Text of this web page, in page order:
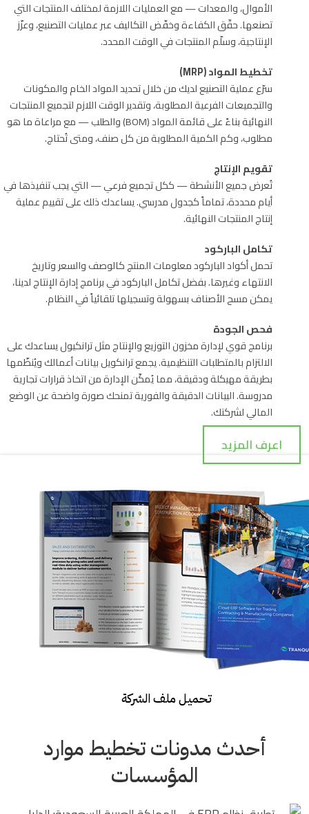
الأموال، والمعدات — مع العمليات اللازمة لمختلف المنتجات التي
تصنعها. حقّق الكفاءة وخفّض التكاليف عبر عمليات التصنيع، وعزّز
الإنتاجية، وسلّم المنتجات في الوقت المحدد.
تخطيط المواد (MRP)
سرّع عملية التصنيع لديك من خلال تحديد المواد الخام والمكونات
والتجميعات الفرعية المطلوبة، وتقدير الوقت اللازم لتجميع المنتجات
النهائية بناءً على قائمة المواد (BOM) والطلب — مع مراعاة ما هو
مطلوب، وكم الكمية المطلوبة من كل صنف، ومتى تُحتاج.
تقويم الإنتاج
تُعرض جميع الأنشطة — ككل تجميع فرعي — التي يجب تنفيذها في
أيام محددة، تماماً كجدول مدرسي. يساعدك ذلك على تقييم عملية
إنتاج المنتجات النهائية.
تكامل الباركود
تحمل أكواد الباركود معلومات المنتج كالوصف والسعر وتاريخ
الانتهاء وغيرها. بفضل تكامل الباركود في برنامج إدارة الإنتاج لدينا،
يمكن مسح الأصناف بسهولة وتسجيلها تلقائياً في النظام.
فحص الجودة
برنامج قوي لإدارة مخزون التوزيع والإنتاج مثل ترانكيول يساعدك على
الالتزام بالمتطلبات التنظيمية. يجمع ترانكويل بيانات أعمالك ويُنظّمها
بطريقة مهيكلة ودقيقة، مما يُمكّن الإدارة من اتخاذ قرارات تجارية
مدروسة. البيانات الدقيقة والفورية تمنحك صورة واضحة عن الوضع
المالي لشركتك.
اعرف المزيد
تحميل ملف الشركة
أحدث مدونات تخطيط موارد
المؤسسات